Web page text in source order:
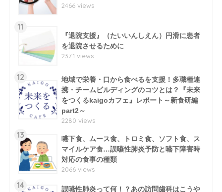
2466 views
11
『退院支援』（たいいんしえん）円滑に患者
を退院させるために
2371 views
12
地域で栄養・口から食べるを支援！多職種連
携・チームビルディングのコツとは？『未来
をつくるkaigoカフェ』レポート～新食研編
part2～
2280 views
13
嚥下食、ムース食、トロミ食、ソフト食、ス
マイルケア食…誤嚥性肺炎予防と嚥下障害時
対応の食事の種類
2066 views
14
誤嚥性肺炎って何！？あの訪問歯科はこうや